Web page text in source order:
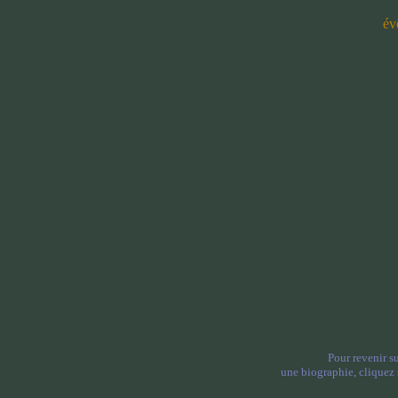
Pour revenir
une biographie, cliquez